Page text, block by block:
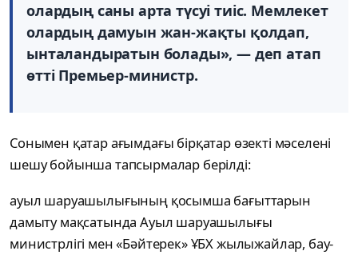
олардың саны арта түсуі тиіс. Мемлекет
олардың дамуын жан-жақты қолдап,
ынталандыратын болады», — деп атап
өтті Премьер-министр.
Сонымен қатар ағымдағы бірқатар өзекті мәселені
шешу бойынша тапсырмалар берілді:
ауыл шаруашылығының қосымша бағыттарын
дамыту мақсатында Ауыл шаруашылығы
министрлігі мен «Бәйтерек» ҰБХ жылыжайлар, бау-